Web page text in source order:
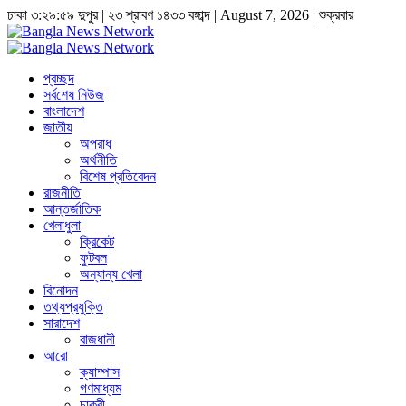
ঢাকা ৩:৩০:০ দুপুর| ২৩ শ্রাবণ ১৪৩৩ বঙ্গাব্দ | August 7, 2026| শুক্রবার
প্রচ্ছদ
সর্বশেষ নিউজ
বাংলাদেশ
জাতীয়
অপরাধ
অর্থনীতি
বিশেষ প্রতিবেদন
রাজনীতি
আন্তর্জাতিক
খেলাধুলা
ক্রিকেট
ফুটবল
অন্যান্য খেলা
বিনোদন
তথ্যপ্রযুক্তি
সারাদেশ
রাজধানী
আরো
ক্যাম্পাস
গণমাধ্যম